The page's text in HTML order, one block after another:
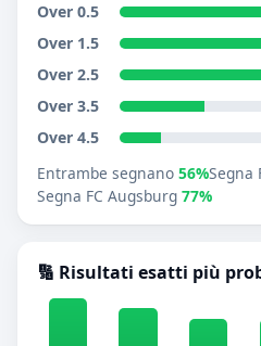
Over 0.5
Over 1.5
Over 2.5
Over 3.5
Over 4.5
Entrambe segnano 56%Segna
Segna FC Augsburg 77%
🔢 Risultati esatti più